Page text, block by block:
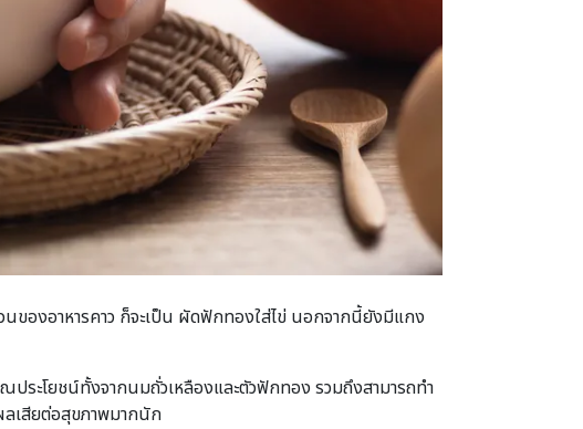
นของอาหารคาว ก็จะเป็น ผัดฟักทองใส่ไข่ นอกจากนี้ยังมีแกง
ประโยชน์ทั้งจากนมถั่วเหลืองและตัวฟักทอง รวมถึงสามารถทำ
เสียต่อสุขภาพมากนัก